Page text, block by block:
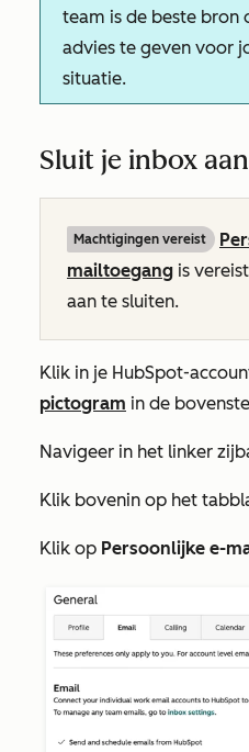
team is de beste bron
advies te geven voor
situatie.
Sluit je inbox aan
Machtigingen vereist
mailtoegang is
aan te sluiten.
Klik in je HubSpot-
pictogram in de
Navigeer in het linker
Klik bovenin op het
Klik op Persoonlijke e-